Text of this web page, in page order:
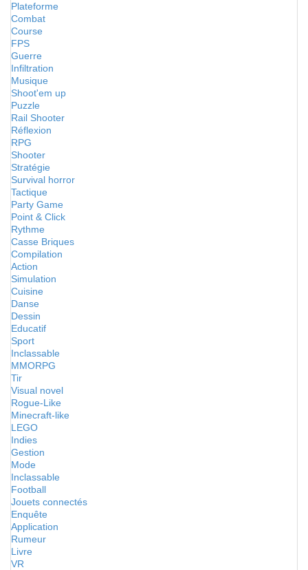
Plateforme
Combat
Course
FPS
Guerre
Infiltration
Musique
Shoot'em up
Puzzle
Rail Shooter
Réflexion
RPG
Shooter
Stratégie
Survival horror
Tactique
Party Game
Point & Click
Rythme
Casse Briques
Compilation
Action
Simulation
Cuisine
Danse
Dessin
Educatif
Sport
Inclassable
MMORPG
Tir
Visual novel
Rogue-Like
Minecraft-like
LEGO
Indies
Gestion
Mode
Inclassable
Football
Jouets connectés
Enquête
Application
Rumeur
Livre
VR